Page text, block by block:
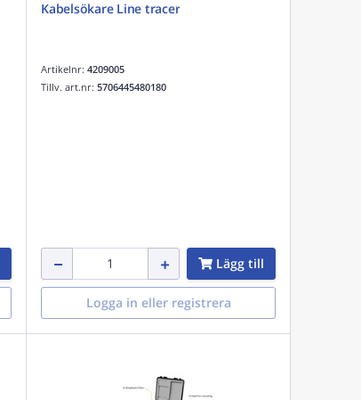
Kabelsökare Line tracer
Artikelnr: 4209005
Tillv. art.nr: 5706445480180
Lägg till
Logga in eller registrera